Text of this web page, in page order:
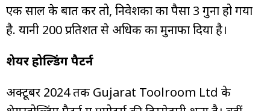
एक साल के बात करें तो, निवेशकों का पैसा 3 गुना हो गया
है. यानी 200 प्रतिशत से अधिक का मुनाफा दिया है।
शेयर होल्डिंग पैटर्न
अक्टूबर 2024 तक Gujarat Toolroom Ltd के